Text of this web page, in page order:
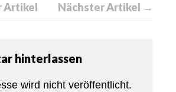
Artikel Nächster Artikel →
hinterlassen
wird nicht veröffentlicht.